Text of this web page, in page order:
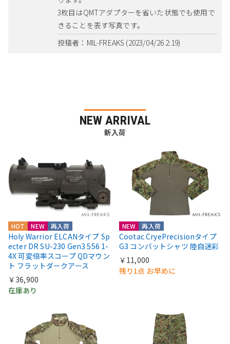
3枚目はQMTアダプターを省いた状態でも使用で
きることを表す写真です。
投稿者：MIL-FREAKS (2023/04/26 2:19)
NEW ARRIVAL
新入荷
HOT NEW 再入荷
Holy Warrior ELCANタイプ Sp
ecter DR SU-230 Gen3 556 1-
4X 可変倍率スコープ QDマウン
ト フラットダークアース
￥36,900
在庫あり
NEW 再入荷
Cootac CryePrecisionタイプ
G3 コンバットシャツ 陸自迷彩
￥11,000
残り1点 お早めに